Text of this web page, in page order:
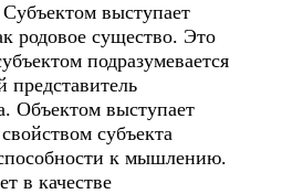
выступает
родовое существо. Это
подразумевается
представитель
Объектом выступает
субъекта
к мышлению.
в качестве